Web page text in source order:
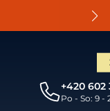
+420 602
Po - So: 9 -